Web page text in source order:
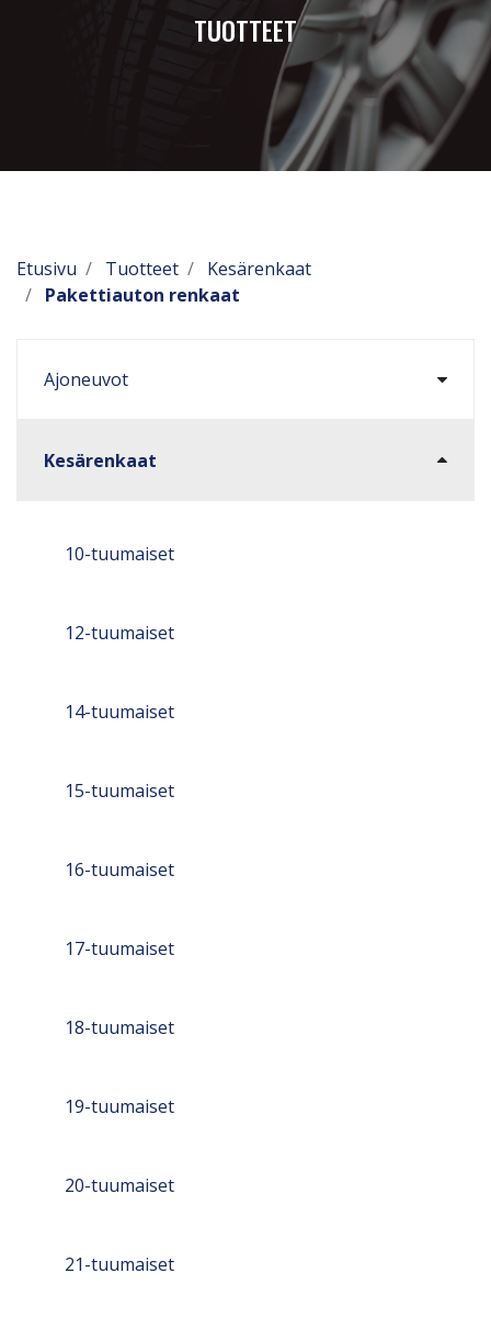
TUOTTEET
Etusivu Tuotteet
Kesärenkaat
Pakettiauton renkaat
Ajoneuvot
Kesärenkaat
10-tuumaiset
12-tuumaiset
14-tuumaiset
15-tuumaiset
16-tuumaiset
17-tuumaiset
18-tuumaiset
19-tuumaiset
20-tuumaiset
21-tuumaiset